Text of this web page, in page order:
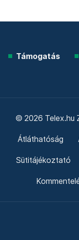
Támogatás
© 2026 Telex.hu
Átláthatóság
Sütitájékoztató